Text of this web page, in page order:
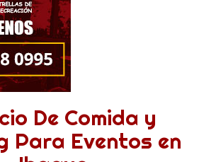
De Comida y
Para Eventos en